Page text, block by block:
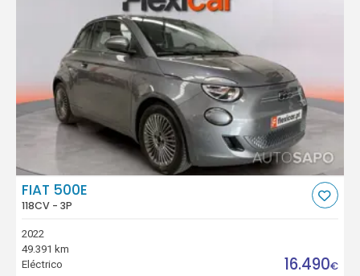
FIAT 500E
118CV - 3P
2022
49.391 km
Eléctrico
16.490€